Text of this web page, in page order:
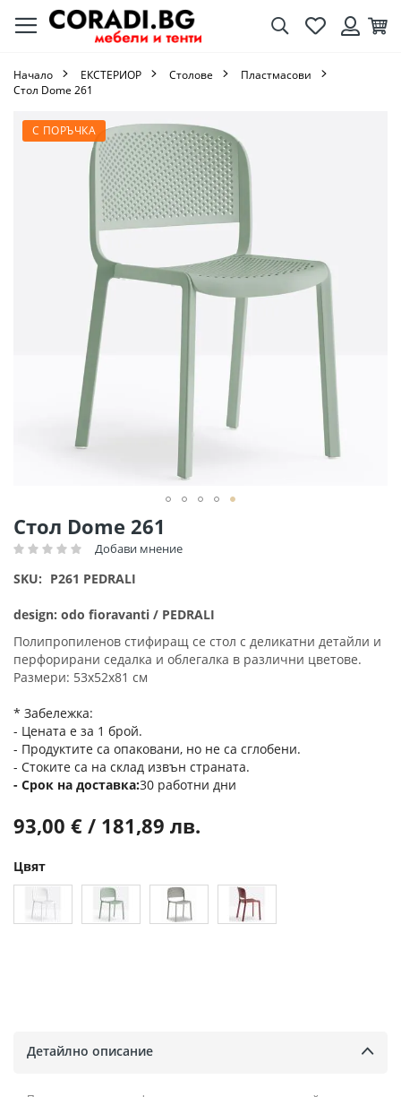
ТърсенеЛюбими
Начало ЕКСТЕРИОР Столове
Пластмасови
Стол Dome 261
Стол Dome 261
Рейтинг: Добави мнение
SKU P261 PEDRALI
design: odo fioravanti / PEDRALI
Полипропиленов стифиращ се стол с деликатни детайли и
перфорирани седалка и облегалка в различни цветове.
Размери: 53х52х81 см
* Забележка:
- Цената е за 1 брой.
- Продуктите са опаковани, но не са сглобени.
- Стоките са на склад извън страната.
Срок на доставка 30 работни дни
93,00 € / 181,89 лв.
Цвят
С ПОРЪЧКА
Преминете
към
изображенията
Преминете
към
началото
на
със
снимки
Детайлно описание